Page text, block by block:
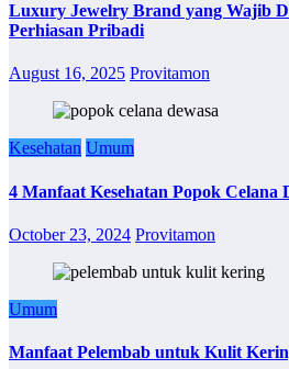
Luxury Jewelry Brand yang Wajib
Perhiasan Pribadi
August 16, 2025 Provitamon
Kesehatan Umum
4 Manfaat Kesehatan Popok Celana
October 23, 2024 Provitamon
Umum
Manfaat Pelembab untuk Kulit